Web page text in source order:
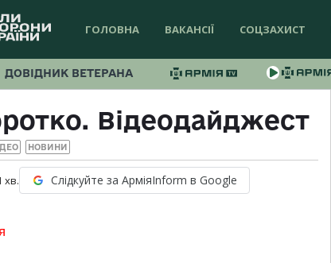
ГОЛОВНА ВАКАНСІЇ СОЦЗАХИСТ
ДОВІДНИК ВЕТЕРАНА
Відеодайджест
НОВИНИ
хв. Слідкуйте за АрміяInform в Google